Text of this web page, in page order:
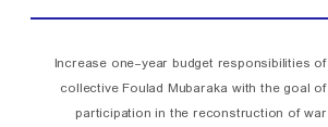
Increase one-year budget responsibilities of
collective Foulad Mubaraka with the goal of
participation in the reconstruction of war